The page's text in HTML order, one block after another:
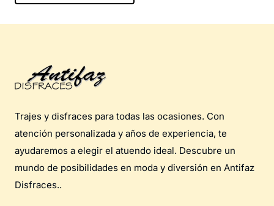
Trajes y disfraces para todas las ocasiones. Con
atención personalizada y años de experiencia, te
ayudaremos a elegir el atuendo ideal. Descubre un
mundo de posibilidades en moda y diversión en Antifaz
Disfraces..